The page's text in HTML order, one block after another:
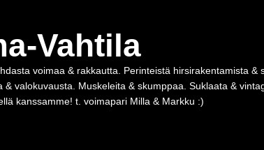
Vahtila
voimaa & rakkautta. Perinteistä hirsirakentamista
& valokuvausta. Muskeleita & skumppaa. Suklaata &
kanssamme! t. voimapari Milla & Markku :)